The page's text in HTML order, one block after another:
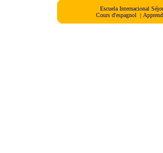
Escuela Internacional
Cours d'espagnol
|